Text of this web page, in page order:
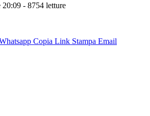
20:09 - 8754 letture
Copia Link Stampa Email